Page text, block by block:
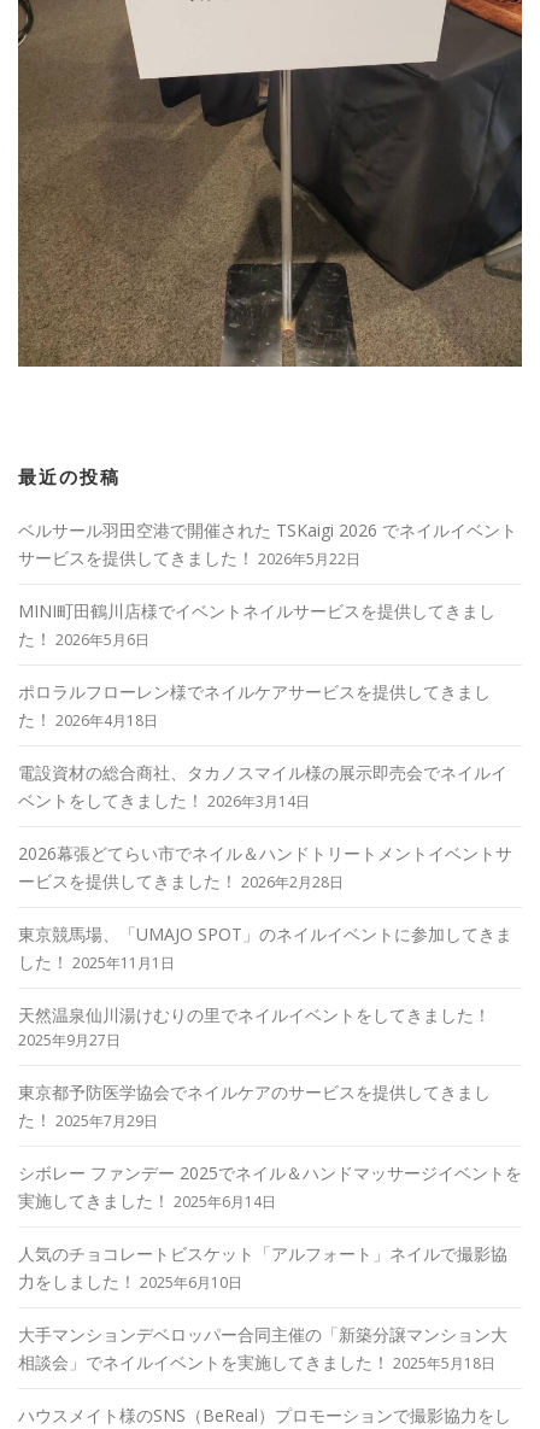
最近の投稿
ベルサール羽田空港で開催された TSKaigi 2026 でネイルイベント
サービスを提供してきました！ 2026年5月22日
MINI町田鶴川店様でイベントネイルサービスを提供してきまし
た！ 2026年5月6日
ポロラルフローレン様でネイルケアサービスを提供してきまし
た！ 2026年4月18日
電設資材の総合商社、タカノスマイル様の展示即売会でネイルイ
ベントをしてきました！ 2026年3月14日
2026幕張どてらい市でネイル＆ハンドトリートメントイベントサ
ービスを提供してきました！ 2026年2月28日
東京競馬場、「UMAJO SPOT」のネイルイベントに参加してきま
した！ 2025年11月1日
天然温泉仙川湯けむりの里でネイルイベントをしてきました！
2025年9月27日
東京都予防医学協会でネイルケアのサービスを提供してきまし
た！ 2025年7月29日
シボレー ファンデー 2025でネイル＆ハンドマッサージイベントを
実施してきました！ 2025年6月14日
人気のチョコレートビスケット「アルフォート」ネイルで撮影協
力をしました！ 2025年6月10日
大手マンションデベロッパー合同主催の「新築分譲マンション大
相談会」でネイルイベントを実施してきました！ 2025年5月18日
ハウスメイト様のSNS（BeReal）プロモーションで撮影協力をし